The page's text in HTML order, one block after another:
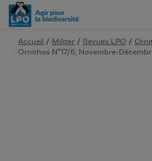
Accueil / Militer / Revues LPO /
Ornithos N°17/6, Novembre-